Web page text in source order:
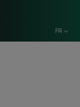
FR